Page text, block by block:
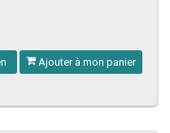
Ajouter à mon panier